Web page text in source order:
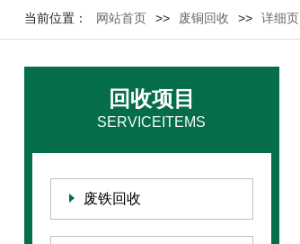
当前位置： 网站首页 >> 废铜回收 >> 详细页
回收项目
SERVICEITEMS
废铁回收